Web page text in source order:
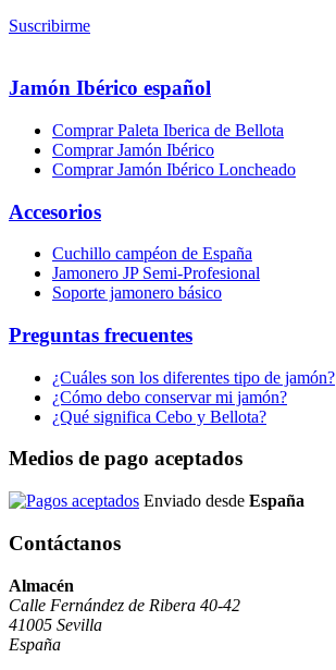
Suscribirme
Jamón Ibérico español
Comprar Paleta Iberica de Bellota
Comprar Jamón Ibérico
Comprar Jamón Ibérico Loncheado
Accesorios
Cuchillo campéon de España
Jamonero JP Semi-Profesional
Soporte jamonero básico
Preguntas frecuentes
¿Cuáles son los diferentes tipo de jamón?
¿Cómo debo conservar mi jamón?
¿Qué significa Cebo y Bellota?
Medios de pago aceptados
Enviado desde España
Contáctanos
Almacén
Calle Fernández de Ribera 40-42
41005 Sevilla
España